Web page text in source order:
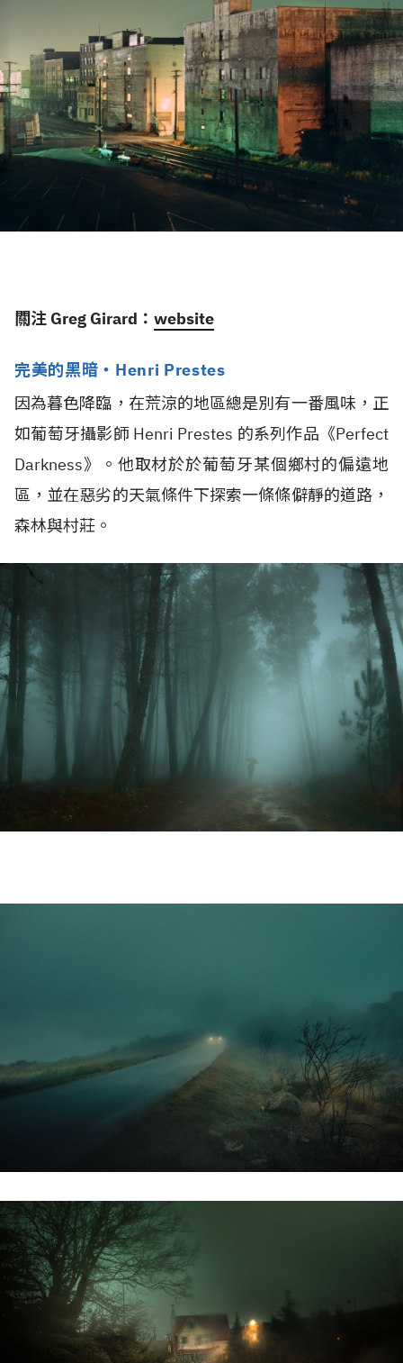
關注 Greg Girard： website
完美的黑暗・Henri Prestes
因為暮色降臨，在荒涼的地區總是別有一番風味，正
如葡萄牙攝影師 Henri Prestes 的系列作品《Perfect
Darkness》。他取材於於葡萄牙某個鄉村的偏遠地
區，並在惡劣的天氣條件下探索一條條僻靜的道路，
森林與村莊。